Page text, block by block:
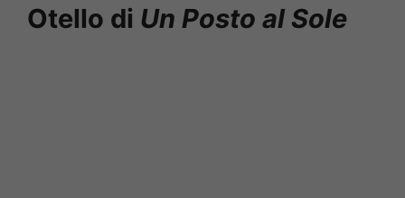
Otello di Un Posto al Sole